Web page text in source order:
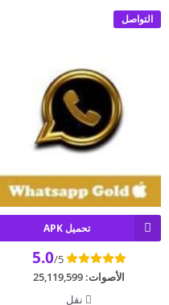
التواصل
تحميل APK
5.0/5
الأصوات: 25,119,599
نقل